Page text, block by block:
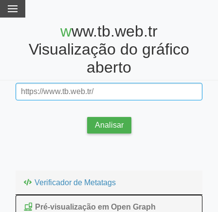
www.tb.web.tr
Visualização do gráfico
aberto
Analisar
Verificador de Metatags
Pré-visualização em Open Graph